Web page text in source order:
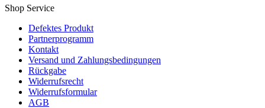
Shop Service
Defektes Produkt
Partnerprogramm
Kontakt
Versand und Zahlungsbedingungen
Rückgabe
Widerrufsrecht
Widerrufsformular
AGB